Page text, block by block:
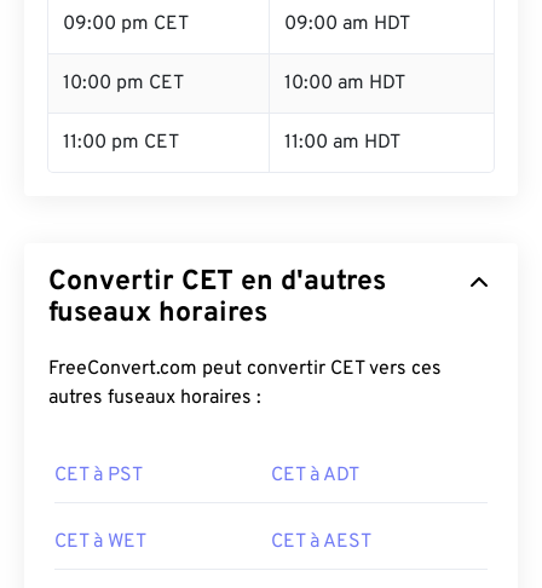
09:00 pm CET 09:00 am HDT
10:00 pm CET 10:00 am HDT
11:00 pm CET 11:00 am HDT
Convertir CET en d'autres
fuseaux horaires
FreeConvert.com peut convertir CET vers ces
autres fuseaux horaires :
CET à PST CET à ADT
CET à WET CET à AEST